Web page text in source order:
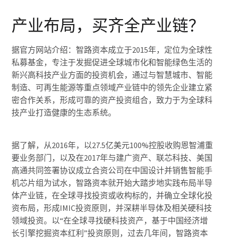
产业布局，买齐全产业链？
据官方网站介绍：智路资本成立于2015年，定位为全球性
私募基金，专注于发掘促进全球城市化和智能绿色生活的
新兴高科技产业方面的投资机会，通过与智慧城市、智能
制造、可再生能源等重点领域产业链中的领先企业建立紧
密合作关系，形成可靠的资产投资组合，致力于为全球科
技产业打造健康的生态系统。
据了解，从2016年，以27.5亿美元100%控股收购恩智浦重
要业务部门，以及在2017年与建广资产、联芯科技、美国
高通共同签署协议成立合资公司在中国设计并销售智能手
机芯片组为试水，智路资本就开始大踏步地实践布局半导
体产业链，在全球寻找投资或收构标的，并确立全球化投
资布局，形成IMIC投资原则，并深耕半导体及相关硬科技
领域投资。以“在全球寻找硬科技资产，基于中国经济增
长引擎挖掘资本红利”投资原则，过去几年间，智路资本